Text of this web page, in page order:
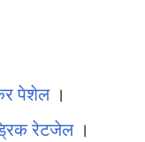
पेशेल।
रेटजेल।